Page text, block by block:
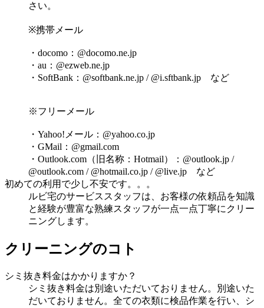
さい。
※携帯メール
・docomo：@docomo.ne.jp
・au：@ezweb.ne.jp
・SoftBank：@softbank.ne.jp / @i.sftbank.jp など
※フリーメール
・Yahoo!メール：@yahoo.co.jp
・GMail：@gmail.com
・Outlook.com（旧名称：Hotmail）：@outlook.jp /
@outlook.com / @hotmail.co.jp / @live.jp など
初めての利用で少し不安です。。。
ルビ宅のサービススタッフは、お客様の依頼品を知識
と経験が豊富な熟練スタッフが一点一点丁寧にクリー
ニングします。
クリーニングのコト
シミ抜き料金はかかりますか？
シミ抜き料金は別途いただいておりません。別途いた
だいておりません。全ての衣類に検品作業を行い、シ